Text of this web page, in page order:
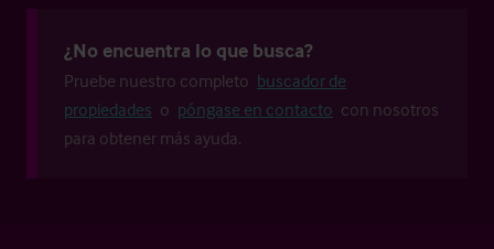
¿No encuentra lo que busca?
Pruebe nuestro completo buscador de
propiedades o póngase en contacto con nosotros
para obtener más ayuda.